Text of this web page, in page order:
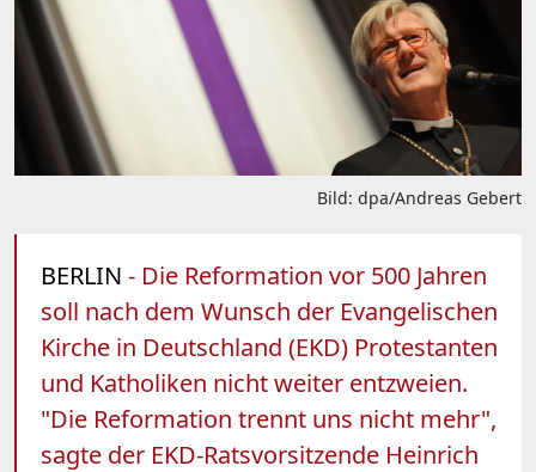
Bild: dpa/Andreas Gebert
BERLIN - Die Reformation vor 500 Jahren
soll nach dem Wunsch der Evangelischen
Kirche in Deutschland (EKD) Protestanten
und Katholiken nicht weiter entzweien.
"Die Reformation trennt uns nicht mehr",
sagte der EKD-Ratsvorsitzende Heinrich